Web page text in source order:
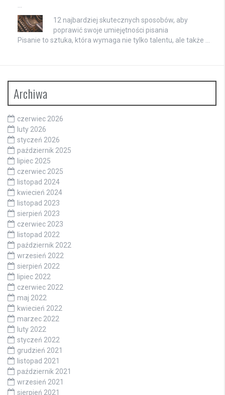
12 najbardziej skutecznych sposobów, aby
poprawić swoje umiejętności pisania
Pisanie to sztuka, która wymaga nie tylko talentu, ale także …
Archiwa
czerwiec 2026
luty 2026
styczeń 2026
październik 2025
lipiec 2025
czerwiec 2025
listopad 2024
kwiecień 2024
listopad 2023
sierpień 2023
czerwiec 2023
listopad 2022
październik 2022
wrzesień 2022
sierpień 2022
lipiec 2022
czerwiec 2022
maj 2022
kwiecień 2022
marzec 2022
luty 2022
styczeń 2022
grudzień 2021
listopad 2021
październik 2021
wrzesień 2021
sierpień 2021